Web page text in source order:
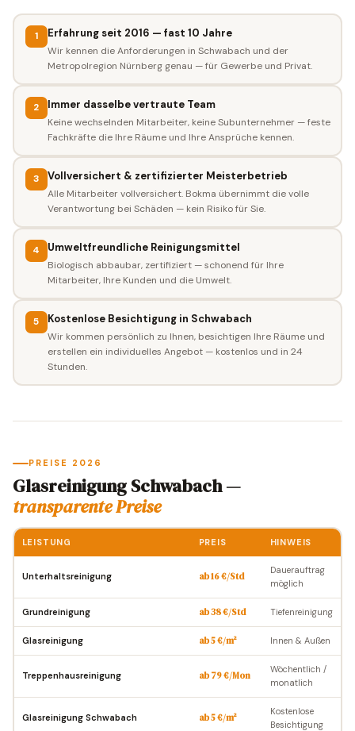
1 Erfahrung seit 2016 — fast 10 Jahre
Wir kennen die Anforderungen in Schwabach und der
Metropolregion Nürnberg genau — für Gewerbe und Privat.
2 Immer dasselbe vertraute Team
Keine wechselnden Mitarbeiter, keine Subunternehmer — feste
Fachkräfte die Ihre Räume und Ihre Ansprüche kennen.
3 Vollversichert & zertifizierter Meisterbetrieb
Alle Mitarbeiter vollversichert. Bokma übernimmt die volle
Verantwortung bei Schäden — kein Risiko für Sie.
4 Umweltfreundliche Reinigungsmittel
Biologisch abbaubar, zertifiziert — schonend für Ihre
Mitarbeiter, Ihre Kunden und die Umwelt.
5 Kostenlose Besichtigung in Schwabach
Wir kommen persönlich zu Ihnen, besichtigen Ihre Räume und
erstellen ein individuelles Angebot — kostenlos und in 24
Stunden.
PREISE 2026
Glasreinigung Schwabach —
transparente Preise
LEISTUNG PREIS HINWEIS
Unterhaltsreinigung ab 16 €/Std
Dauerauftrag
möglich
Grundreinigung ab 38 €/Std Tiefenreinigung
Glasreinigung ab 5 €/m² Innen & Außen
Treppenhausreinigung ab 79 €/Mon
Wöchentlich /
monatlich
Glasreinigung Schwabach ab 5 €/m²
Kostenlose
Besichtigung